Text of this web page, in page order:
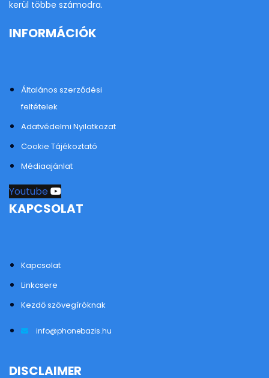
kerül többe számodra.
INFORMÁCIÓK
Általános szerződési
feltételek
Adatvédelmi Nyilatkozat
Cookie Tájékoztató
Médiaajánlat
Youtube
KAPCSOLAT
Kapcsolat
Linkcsere
Kezdő szövegíróknak
info@phonebazis.hu
DISCLAIMER